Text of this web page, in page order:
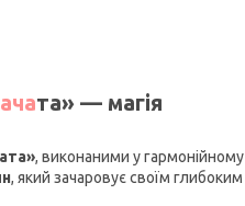
та» — магія
, виконаними у гармонійному
, який зачаровує своїм глибоким